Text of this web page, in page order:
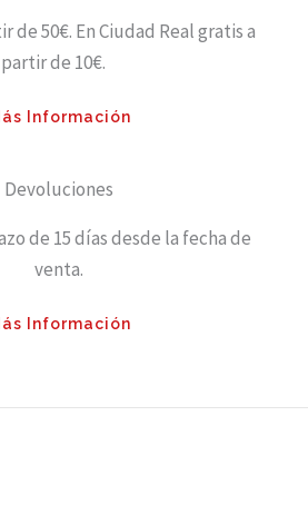
de 50€. En Ciudad Real gratis a
partir de 10€.
Información
Devoluciones
de 15 días desde la fecha de
venta.
Información